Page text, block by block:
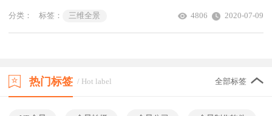
后期用软件拼接合成。当然，使用建模软件进行全景图渲染也
分类： 标签： 三维全景 2020-07-09
4806
热门标签 / Hot label 全部标签